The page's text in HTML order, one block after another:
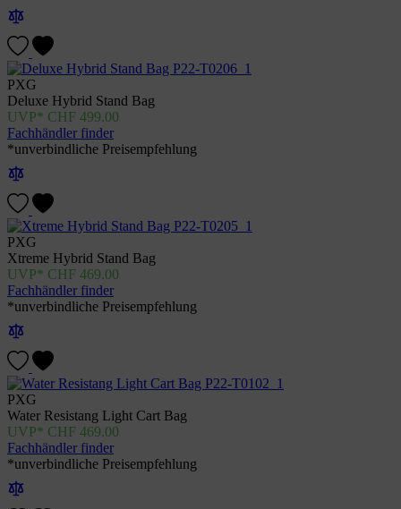
PXG
Deluxe Hybrid Stand Bag
CHF 499.00
Fachhändler finder
*unverbindliche Preisempfehlung
PXG
Xtreme Hybrid Stand Bag
CHF 469.00
Fachhändler finder
*unverbindliche Preisempfehlung
PXG
Water Resistang Light Cart Bag
CHF 469.00
Fachhändler finder
*unverbindliche Preisempfehlung